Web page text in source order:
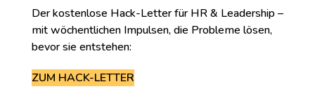
Der kostenlose Hack-Letter für HR & Leadership –
mit wöchentlichen Impulsen, die Probleme lösen,
bevor sie entstehen:
ZUM HACK-LETTER